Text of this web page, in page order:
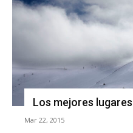
Los mejores
Mar 22, 2015